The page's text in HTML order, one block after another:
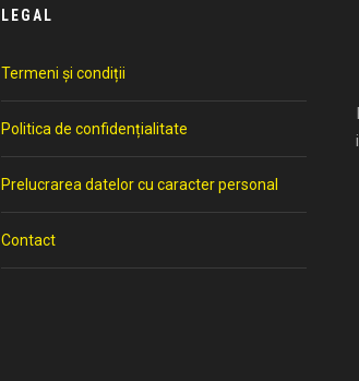
LEGAL
Termeni și condiții
Politica de confidențialitate
Prelucrarea datelor cu caracter personal
Contact